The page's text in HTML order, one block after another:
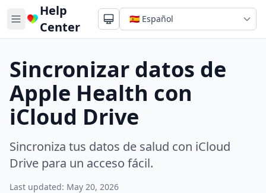
Help
Center
Sincronizar datos de
Apple Health con
iCloud Drive
Sincroniza tus datos de salud con iCloud
Drive para un acceso fácil.
Last updated: May 20, 2026